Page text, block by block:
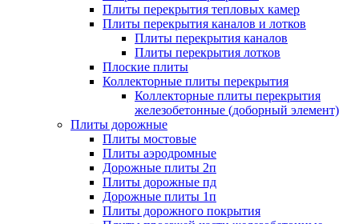
Плиты перекрытия тепловых камер
Плиты перекрытия каналов и лотков
Плиты перекрытия каналов
Плиты перекрытия лотков
Плоские плиты
Коллекторные плиты перекрытия
Коллекторные плиты перекрытия
железобетонные (доборный элемент)
Плиты дорожные
Плиты мостовые
Плиты аэродромные
Дорожные плиты 2п
Плиты дорожные пд
Дорожные плиты 1п
Плиты дорожного покрытия